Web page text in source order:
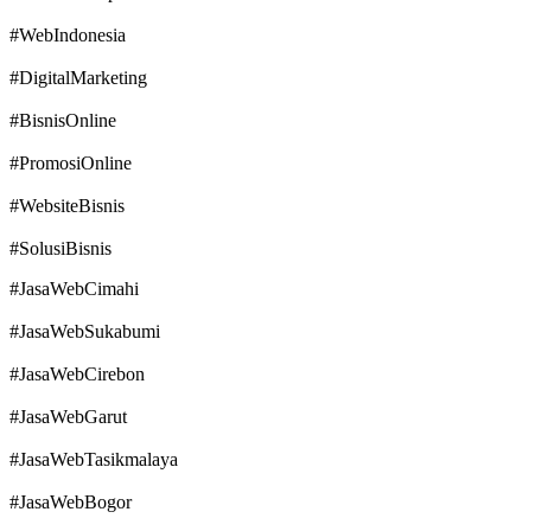
#WebIndonesia
#DigitalMarketing
#BisnisOnline
#PromosiOnline
#WebsiteBisnis
#SolusiBisnis
#JasaWebCimahi
#JasaWebSukabumi
#JasaWebCirebon
#JasaWebGarut
#JasaWebTasikmalaya
#JasaWebBogor